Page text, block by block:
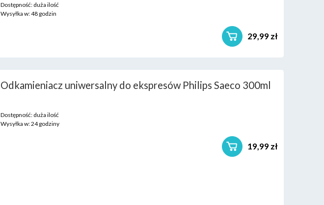
Dostępność: duża ilość
Wysyłka w:48 godzin
29,99 zł
Odkamieniacz uniwersalny do ekspresów Philips Saeco 300ml
Dostępność: duża ilość
Wysyłka w:24 godziny
19,99 zł